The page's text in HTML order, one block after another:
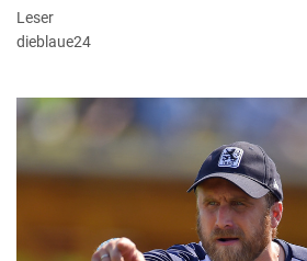
Leser
dieblaue24